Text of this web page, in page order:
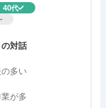
40代
対話
多い
が多